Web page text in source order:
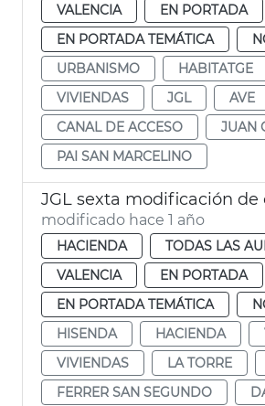
VALENCIA
EN PORTADA
EN PORTADA TEMÁTICA
URBANISMO
HABITATGE
VIVIENDAS
JGL
AVE
CANAL DE ACCESO
JUAN
PAI SAN MARCELINO
modificado hace 1 año
HACIENDA
TODAS LAS
VALENCIA
EN PORTADA
EN PORTADA TEMÁTICA
HISENDA
HACIENDA
VIVIENDAS
LA TORRE
FERRER SAN SEGUNDO